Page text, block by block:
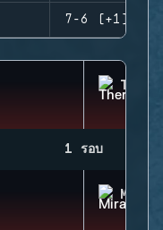
7-6 (+1)
1 รอบ
MIRA